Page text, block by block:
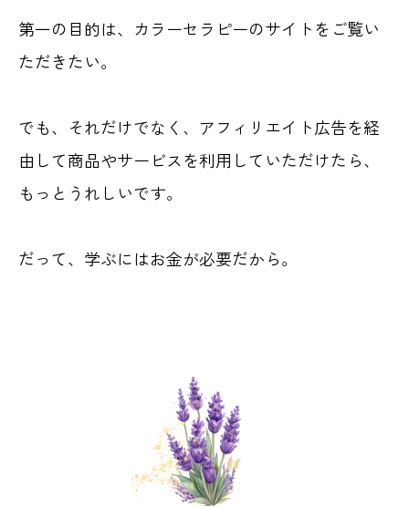
第一の目的は、カラーセラピーのサイトをご覧い
ただきたい。
でも、それだけでなく、アフィリエイト広告を経
由して商品やサービスを利用していただけたら、
もっとうれしいです。
だって、学ぶにはお金が必要だから。